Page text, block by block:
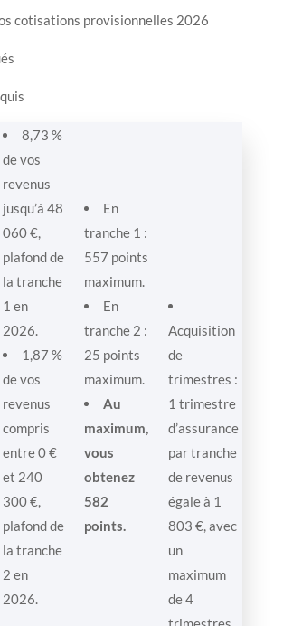
cotisations provisionnelles 2026
8,73 %
de vos
revenus
jusqu’à 48
060 €,
plafond de
la tranche
1 en
2026.
1,87 %
de vos
revenus
compris
entre 0 €
et 240
300 €,
plafond de
la tranche
2 en
2026.
En
tranche 1 :
557 points
maximum.
En
tranche 2 :
25 points
maximum.
Au
maximum,
vous
obtenez
582
points.
Acquisition
de
trimestres :
1 trimestre
d’assurance
par tranche
de revenus
égale à 1
803 €, avec
un
maximum
de 4